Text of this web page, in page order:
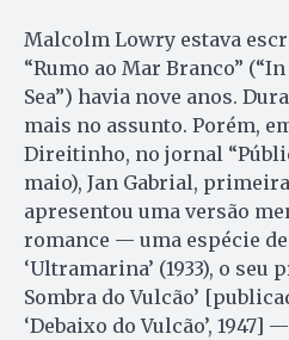
Malcolm Lowry estava
“Rumo ao Mar Branco”
Sea”) havia nove anos.
mais no assunto. Porém,
Direitinho, no jornal
maio), Jan Gabrial,
apresentou uma versão
romance — uma espécie de
‘Ultramarina’ (1933), o seu
Sombra do Vulcão’
‘Debaixo do Vulcão’,